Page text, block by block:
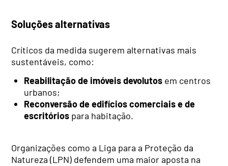
Soluções alternativas
Críticos da medida sugerem alternativas mais
sustentáveis, como:
Reabilitação de imóveis devolutos em centros
urbanos;
Reconversão de edifícios comerciais e de
escritórios para habitação.
Organizações como a Liga para a Proteção da
Natureza (LPN) defendem uma maior aposta na